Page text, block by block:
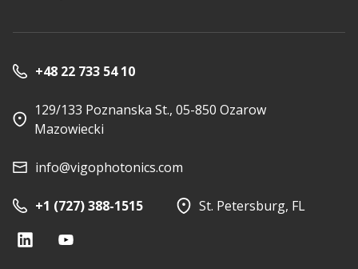
+48 22 733 54 10
129/133 Poznanska St., 05-850 Ozarow
Mazowiecki
info@vigophotonics.com
+1 (727) 388-1515 St. Petersburg, FL